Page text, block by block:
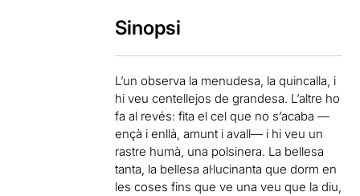
Sinopsi
L’un observa la menudesa, la quincalla, i
hi veu centellejos de grandesa. L’altre ho
fa al revés: fita el cel que no s’acaba —
ençà i enllà, amunt i avall— i hi veu un
rastre humà, una polsinera. La bellesa
tanta, la bellesa al·lucinanta que dorm en
les coses fins que ve una veu que la diu,